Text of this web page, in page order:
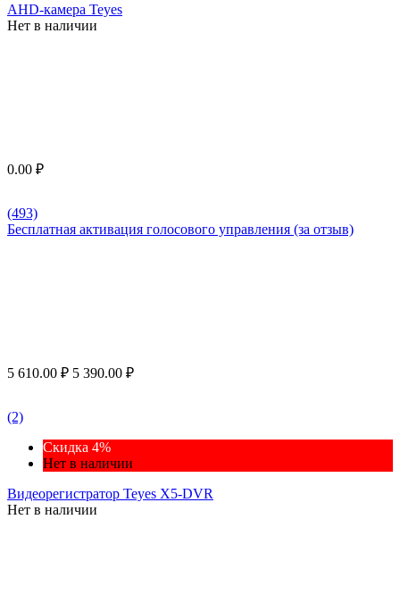
AHD-камера Teyes
Нет в наличии
0.00 ₽
(493)
Бесплатная активация голосового управления (за отзыв)
5 610.00 ₽ 5 390.00 ₽
(2)
Скидка 4%
Нет в наличии
Видеорегистратор Teyes X5-DVR
Нет в наличии